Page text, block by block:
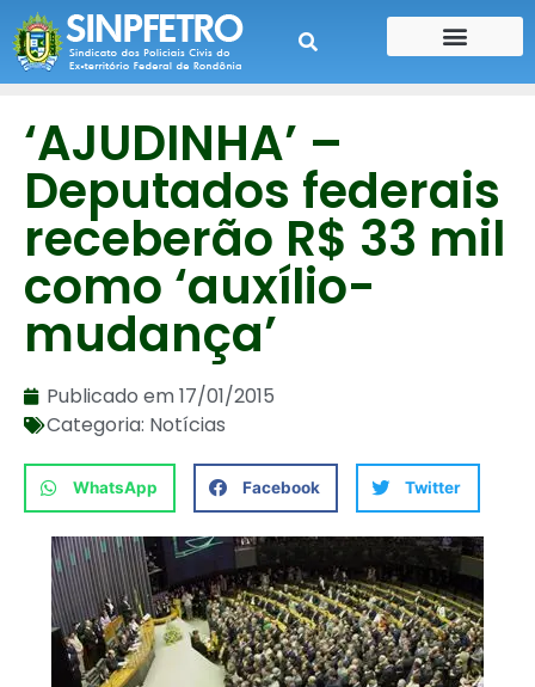
‘AJUDINHA’ –
Deputados federais
receberão R$ 33 mil
como ‘auxílio-
mudança’
Publicado em17/01/2015
Categoria: Notícias
WhatsApp Facebook Twitter